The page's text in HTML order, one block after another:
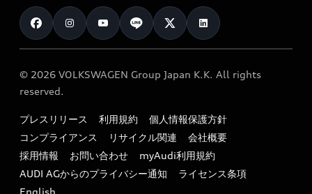
カタログ一覧
車検 / 定期点検
e-tronアフターサポート
myAudi
クオリティ
保証
メンテナンス
ファイナンス
キャンペーン / イベント
買取査定
お知らせ
オーナー様向けキャンペーン
特定整備適用車一覧
リサイクル法
よくある質問（FAQ）
© 2026 VOLKSWAGEN Group Japan K.K. All rights
reserved.
プレスリリース 利用規約
個人情報保護方針
コンプライアンス
リサイクル関連
会社概要
採用情報
お問い合わせ
myAudi利用規約
AUDI AGからのプライバシー通知
ライセンス条項
English